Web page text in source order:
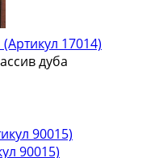
17014)
дуба
90015)